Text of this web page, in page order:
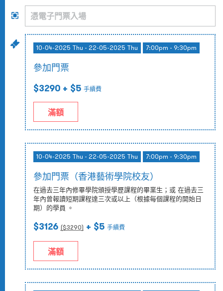
10-04-2025 Thu - 22-05-2025 Thu 7:00pm - 9:30pm
參加門票
$3290 + $5 手續費
滿額
10-04-2025 Thu - 22-05-2025 Thu 7:00pm - 9:30pm
參加門票（香港藝術學院校友）
在過去三年內修畢學院頒授學歷課程的畢業生；或 在過去三
年內曾報讀短期課程達三次或以上（根據每個課程的開始日
期）的學員 。
$3126 ($3290) + $5 手續費
滿額